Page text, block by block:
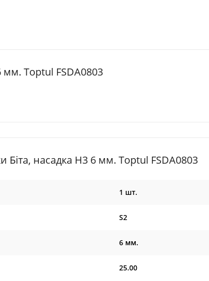
мм. Toptul FSDA0803
Біта, насадка H3 6 мм. Toptul FSDA0803
1 шт.
S2
6 мм.
25.00